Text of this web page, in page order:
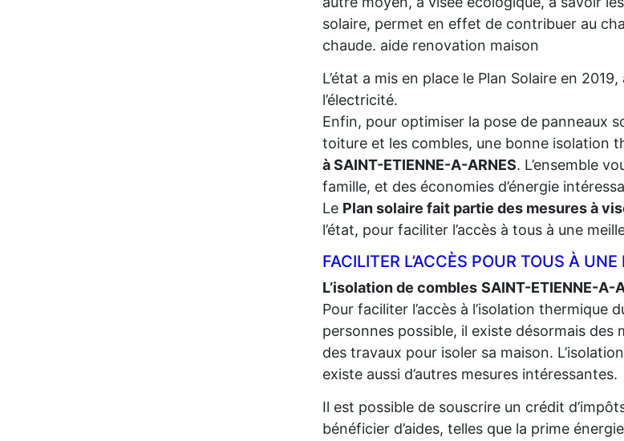
solaire, permet en effet de contribuer au
chaude. aide renovation maison
L’état a mis en place le Plan Solaire en
l’électricité.
Enfin, pour optimiser la pose de panneaux
toiture et les combles, une bonne isolation
à SAINT-ETIENNE-A-ARNES. L’ensemble
famille, et des économies d’énergie
Le Plan solaire fait partie des mesures à
l’état, pour faciliter l’accès à tous à une
FACILITER L’ACCÈS POUR TOUS À
L’isolation de combles SAINT-ETIENNE-A-
Pour faciliter l’accès à l’isolation thermique
personnes possible, il existe désormais des
des travaux pour isoler sa maison.
existe aussi d’autres mesures intéressantes.
Il est possible de souscrire un crédit
bénéficier d’aides, telles que la prime